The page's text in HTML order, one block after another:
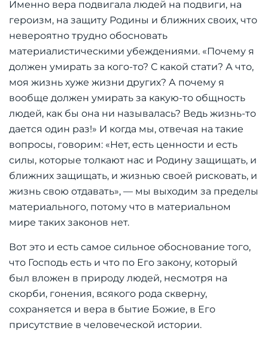
Именно вера подвигала людей на подвиги, на
героизм, на защиту Родины и ближних своих, что
невероятно трудно обосновать
материалистическими убеждениями. «Почему я
должен умирать за кого-то? С какой стати? А что,
моя жизнь хуже жизни других? А почему я
вообще должен умирать за какую-то общность
людей, как бы она ни называлась? Ведь жизнь-то
дается один раз!» И когда мы, отвечая на такие
вопросы, говорим: «Нет, есть ценности и есть
силы, которые толкают нас и Родину защищать, и
ближних защищать, и жизнью своей рисковать, и
жизнь свою отдавать», — мы выходим за пределы
материального, потому что в материальном
мире таких законов нет.
Вот это и есть самое сильное обоснование того,
что Господь есть и что по Его закону, который
был вложен в природу людей, несмотря на
скорби, гонения, всякого рода скверну,
сохраняется и вера в бытие Божие, в Его
присутствие в человеческой истории.